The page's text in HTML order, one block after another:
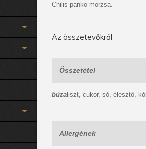
Chilis panko morzsa.
Az összetevőkről
Összetétel
búza liszt, cukor, só, élesztő,
Allergének